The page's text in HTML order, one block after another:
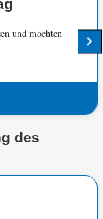
und möchten
des